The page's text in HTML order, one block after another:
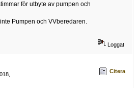
för utbyte av pumpen och
Pumpen och VVberedaren.
Loggat
Citera